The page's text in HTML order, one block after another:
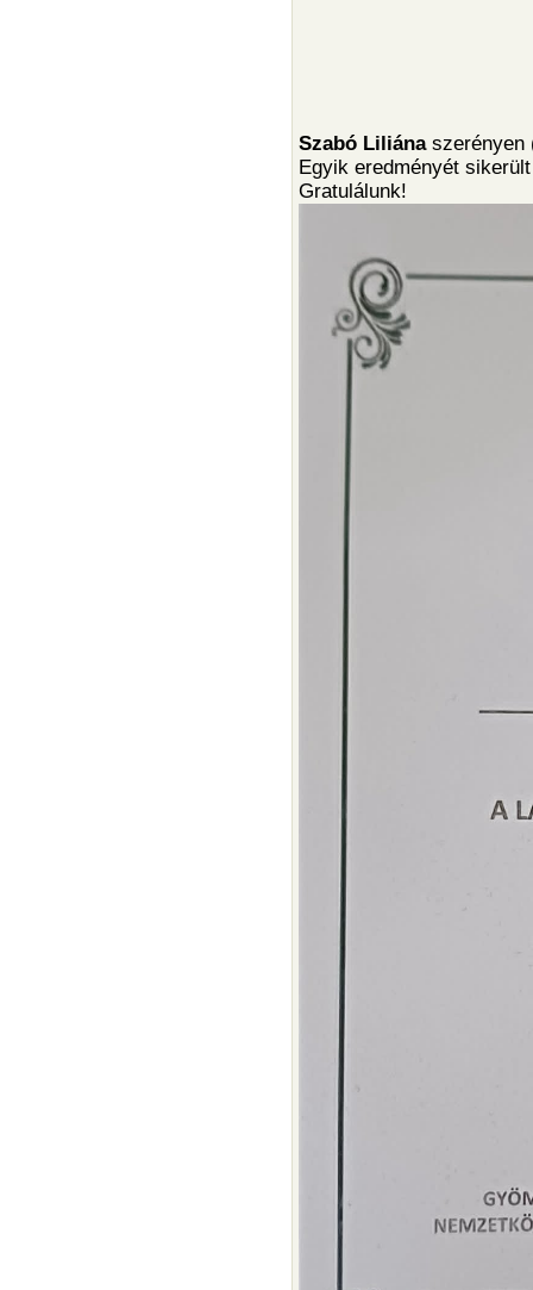
Szabó Liliána szerényen
Egyik eredményét
Gratulálunk!